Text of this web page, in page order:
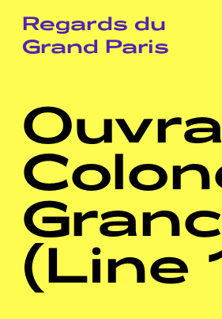
Regards du
Grand Paris
(Line